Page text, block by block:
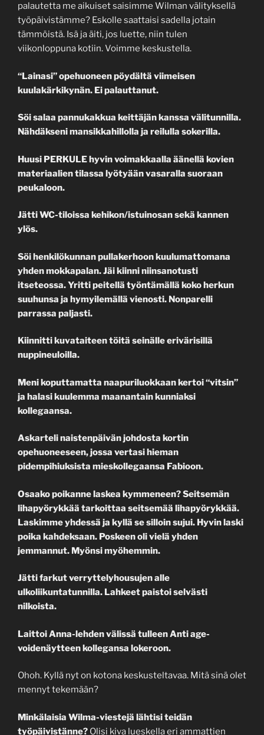
palautetta me aikuiset saisimme Wilman välityksellä
työpäivistämme? Eskolle saattaisi sadella jotain
tämmöistä. Isä ja äiti, jos luette, niin tulen
viikonloppuna kotiin. Voimme keskustella.
“Lainasi” opehuoneen pöydältä viimeisen
kuulakärkikynän. Ei palauttanut.
Söi salaa pannukakkua keittäjän kanssa välitunnilla.
Nähdäkseni mansikkahillolla ja reilulla sokerilla.
Huusi PERKULE hyvin voimakkaalla äänellä kovien
materiaalien tilassa lyötyään vasaralla suoraan
peukaloon.
Jätti WC-tiloissa kehikon/istuinosan sekä kannen
ylös.
Söi henkilökunnan pullakerhoon kuulumattomana
yhden mokkapalan. Jäi kiinni niinsanotusti
itseteossa. Yritti peitellä työntämällä koko herkun
suuhunsa ja hymyilemällä vienosti. Nonparelli
parrassa paljasti.
Kiinnitti kuvataiteen töitä seinälle erivärisillä
nuppineuloilla.
Meni koputtamatta naapuriluokkaan kertoi “vitsin”
ja halasi kuulemma maanantain kunniaksi
kollegaansa.
Askarteli naistenpäivän johdosta kortin
opehuoneeseen, jossa vertasi hieman
pidempihiuksista mieskollegaansa Fabioon.
Osaako poikanne laskea kymmeneen? Seitsemän
lihapyörykkää tarkoittaa seitsemää lihapyörykkää.
Laskimme yhdessä ja kyllä se silloin sujui. Hyvin laski
poika kahdeksaan. Poskeen oli vielä yhden
jemmannut. Myönsi myöhemmin.
Jätti farkut verryttelyhousujen alle
ulkoliikuntatunnilla. Lahkeet paistoi selvästi
nilkoista.
Laittoi Anna-lehden välissä tulleen Anti age-
voidenäytteen kollegansa lokeroon.
Ohoh. Kyllä nyt on kotona keskusteltavaa. Mitä sinä olet
mennyt tekemään?
Minkälaisia Wilma-viestejä lähtisi teidän
työpäivistänne? Olisi kiva lueskella eri ammattien